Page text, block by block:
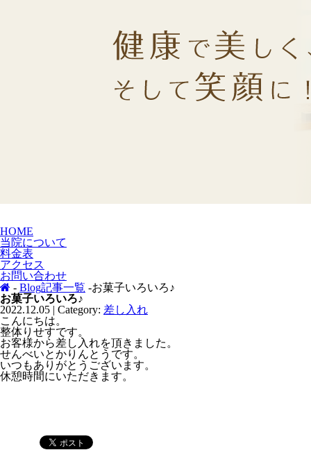
HOME
当院について
料金表
アクセス
お問い合わせ
- Blog記事一覧 -お菓子いろいろ♪
お菓子いろいろ♪
2022.12.05 | Category: 差し入れ
こんにちは。
整体りせすです。
お客様から差し入れを頂きました。
せんべいとかりんとうです。
いつもありがとうございます。
休憩時間にいただきます。